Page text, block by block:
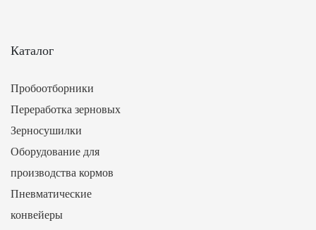
Каталог
Пробоотборники
Переработка зерновых
Зерносушилки
Оборудование для
производства кормов
Пневматические
конвейеры